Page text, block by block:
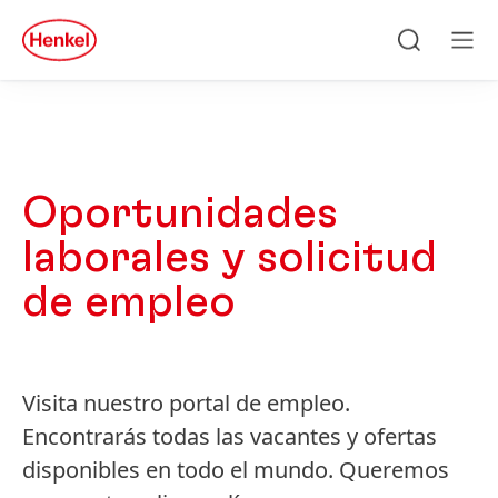
Skip to main content
Skip to footer
quick
search
Oportunidades
laborales y solicitud
de empleo
Visita nuestro portal de empleo.
Encontrarás todas las vacantes y ofertas
disponibles en todo el mundo. Queremos